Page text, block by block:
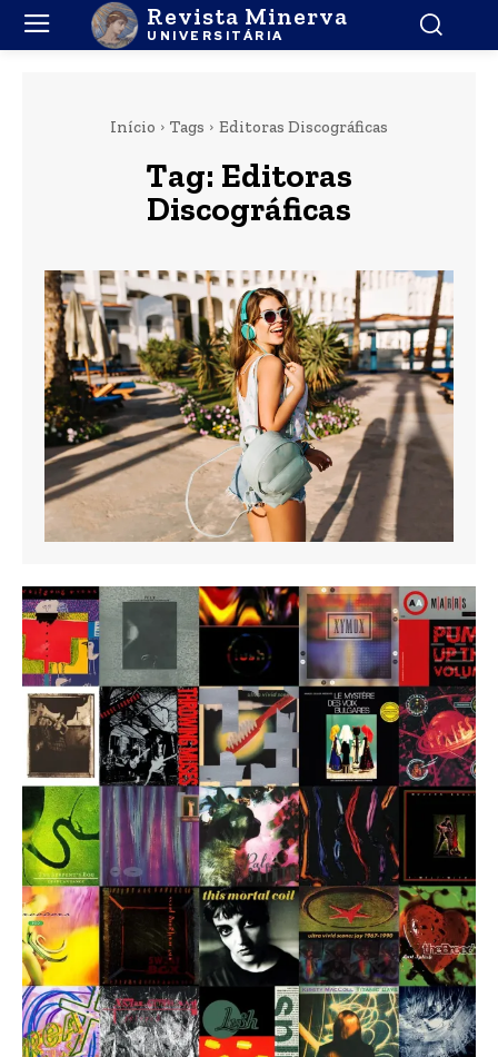
Revista Minerva
UNIVERSITÁRIA
Início Tags Editoras Discográficas
Tag: Editoras
Discográficas